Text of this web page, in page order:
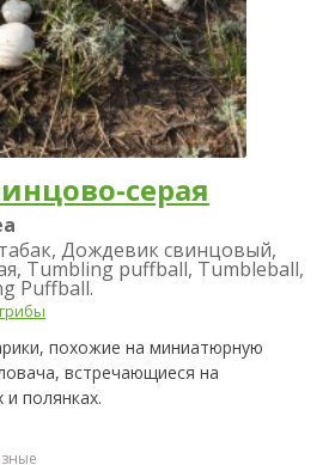
серая
Дождевик свинцовый,
Tumbling puffball, Tumbleball,
Puffball.
похожие на миниатюрную
встречающиеся на
и полянках.